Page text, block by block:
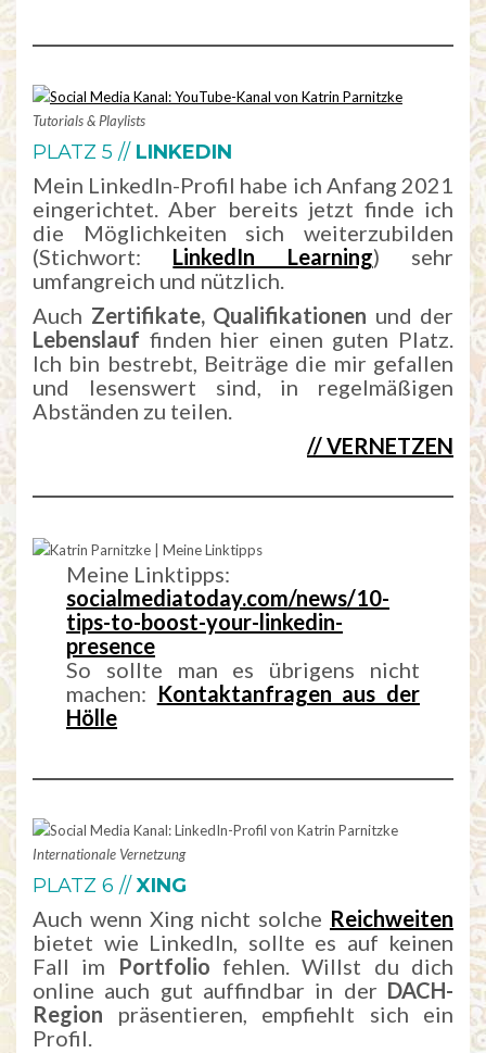
Tutorials & Playlists
PLATZ 5 // LINKEDIN
Mein LinkedIn-Profil habe ich Anfang 2021
eingerichtet. Aber bereits jetzt finde ich
die Möglichkeiten sich weiterzubilden
(Stichwort: LinkedIn Learning) sehr
umfangreich und nützlich.
Auch Zertifikate, Qualifikationen und der
Lebenslauf finden hier einen guten Platz.
Ich bin bestrebt, Beiträge die mir gefallen
und lesenswert sind, in regelmäßigen
Abständen zu teilen.
// VERNETZEN
Meine Linktipps:
socialmediatoday.com/news/10-
tips-to-boost-your-linkedin-
presence
So sollte man es übrigens nicht
machen: Kontaktanfragen aus der
Hölle
Internationale Vernetzung
PLATZ 6 //XING
Auch wenn Xing nicht solche Reichweiten
bietet wie LinkedIn, sollte es auf keinen
Fall im Portfolio fehlen. Willst du dich
online auch gut auffindbar in der DACH-
Region präsentieren, empfiehlt sich ein
Profil.